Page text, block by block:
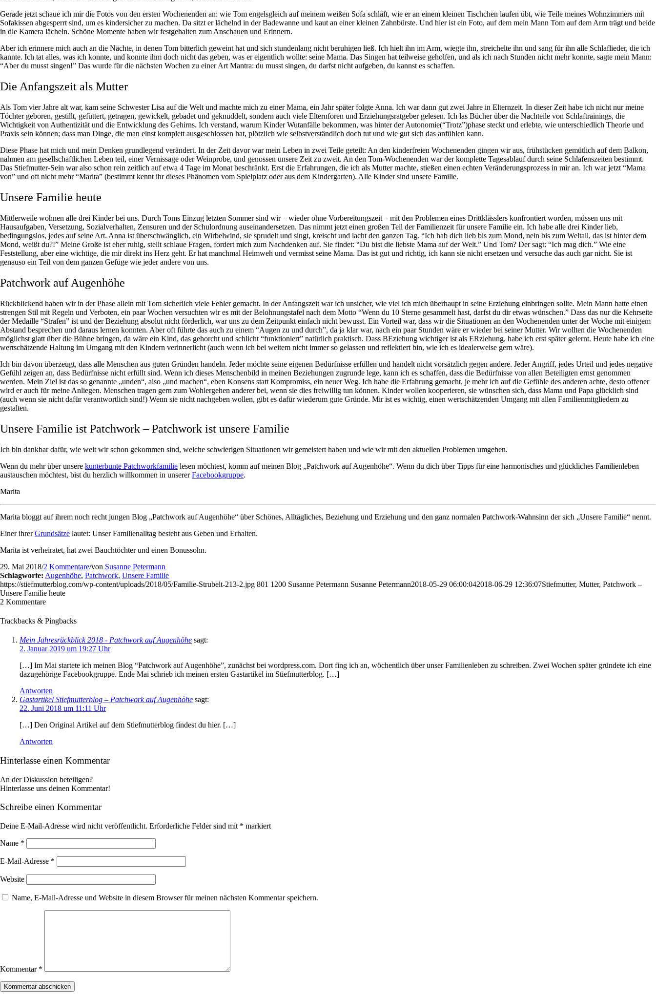
Gerade jetzt schaue ich mir die Fotos von den ersten Wochenenden an: wie Tom engelsgleich auf meinem weißen Sofa schläft, wie er an einem kleinen Tischchen laufen übt, wie Teile meines Wohnzimmers mit
Sofakissen abgesperrt sind, um es kindersicher zu machen. Da sitzt er lächelnd in der Badewanne und kaut an einer kleinen Zahnbürste. Und hier ist ein Foto, auf dem mein Mann Tom auf dem Arm trägt und beide
in die Kamera lächeln. Schöne Momente haben wir festgehalten zum Anschauen und Erinnern.
Aber ich erinnere mich auch an die Nächte, in denen Tom bitterlich geweint hat und sich stundenlang nicht beruhigen ließ. Ich hielt ihn im Arm, wiegte ihn, streichelte ihn und sang für ihn alle Schlaflieder, die ich
kannte. Ich tat alles, was ich konnte, und konnte ihm doch nicht das geben, was er eigentlich wollte: seine Mama. Das Singen hat teilweise geholfen, und als ich nach Stunden nicht mehr konnte, sagte mein Mann:
“Aber du musst singen!” Das wurde für die nächsten Wochen zu einer Art Mantra: du musst singen, du darfst nicht aufgeben, du kannst es schaffen.
Die Anfangszeit als Mutter
Als Tom vier Jahre alt war, kam seine Schwester Lisa auf die Welt und machte mich zu einer Mama, ein Jahr später folgte Anna. Ich war dann gut zwei Jahre in Elternzeit. In dieser Zeit habe ich nicht nur meine
Töchter geboren, gestillt, gefüttert, getragen, gewickelt, gebadet und geknuddelt, sondern auch viele Elternforen und Erziehungsratgeber gelesen. Ich las Bücher über die Nachteile von Schlaftrainings, die
Wichtigkeit von Authentizität und die Entwicklung des Gehirns. Ich verstand, warum Kinder Wutanfälle bekommen, was hinter der Autonomie(“Trotz”)phase steckt und erlebte, wie unterschiedlich Theorie und
Praxis sein können; dass man Dinge, die man einst komplett ausgeschlossen hat, plötzlich wie selbstverständlich doch tut und wie gut sich das anfühlen kann.
Diese Phase hat mich und mein Denken grundlegend verändert. In der Zeit davor war mein Leben in zwei Teile geteilt: An den kinderfreien Wochenenden gingen wir aus, frühstücken gemütlich auf dem Balkon,
nahmen am gesellschaftlichen Leben teil, einer Vernissage oder Weinprobe, und genossen unsere Zeit zu zweit. An den Tom-Wochenenden war der komplette Tagesablauf durch seine Schlafenszeiten bestimmt.
Das Stiefmutter-Sein war also schon rein zeitlich auf etwa 4 Tage im Monat beschränkt. Erst die Erfahrungen, die ich als Mutter machte, stießen einen echten Veränderungsprozess in mir an. Ich war jetzt “Mama
von” und oft nicht mehr “Marita” (bestimmt kennt ihr dieses Phänomen vom Spielplatz oder aus dem Kindergarten). Alle Kinder sind unsere Familie.
Unsere Familie heute
Mittlerweile wohnen alle drei Kinder bei uns. Durch Toms Einzug letzten Sommer sind wir – wieder ohne Vorbereitungszeit – mit den Problemen eines Drittklässlers konfrontiert worden, müssen uns mit
Hausaufgaben, Versetzung, Sozialverhalten, Zensuren und der Schulordnung auseinandersetzen. Das nimmt jetzt einen großen Teil der Familienzeit für unsere Familie ein. Ich habe alle drei Kinder lieb,
bedingungslos, jedes auf seine Art. Anna ist überschwänglich, ein Wirbelwind, sie sprudelt und singt, kreischt und lacht den ganzen Tag. “Ich hab dich lieb bis zum Mond, nein bis zum Weltall, das ist hinter dem
Mond, weißt du?!” Meine Große ist eher ruhig, stellt schlaue Fragen, fordert mich zum Nachdenken auf. Sie findet: “Du bist die liebste Mama auf der Welt.” Und Tom? Der sagt: “Ich mag dich.” Wie eine
Feststellung, aber eine wichtige, die mir direkt ins Herz geht. Er hat manchmal Heimweh und vermisst seine Mama. Das ist gut und richtig, ich kann sie nicht ersetzen und versuche das auch gar nicht. Sie ist
genauso ein Teil von dem ganzen Gefüge wie jeder andere von uns.
Patchwork auf Augenhöhe
Rückblickend haben wir in der Phase allein mit Tom sicherlich viele Fehler gemacht. In der Anfangszeit war ich unsicher, wie viel ich mich überhaupt in seine Erziehung einbringen sollte. Mein Mann hatte einen
strengen Stil mit Regeln und Verboten, ein paar Wochen versuchten wir es mit der Belohnungstafel nach dem Motto “Wenn du 10 Sterne gesammelt hast, darfst du dir etwas wünschen.” Dass das nur die Kehrseite
der Medaille “Strafen” ist und der Beziehung absolut nicht förderlich, war uns zu dem Zeitpunkt einfach nicht bewusst. Ein Vorteil war, dass wir die Situationen an den Wochenenden unter der Woche mit einigem
Abstand besprechen und daraus lernen konnten. Aber oft führte das auch zu einem “Augen zu und durch”, da ja klar war, nach ein paar Stunden wäre er wieder bei seiner Mutter. Wir wollten die Wochenenden
möglichst glatt über die Bühne bringen, da wäre ein Kind, das gehorcht und schlicht “funktioniert” natürlich praktisch. Dass BEziehung wichtiger ist als ERziehung, habe ich erst später gelernt. Heute habe ich eine
wertschätzende Haltung im Umgang mit den Kindern verinnerlicht (auch wenn ich bei weitem nicht immer so gelassen und reflektiert bin, wie ich es idealerweise gern wäre).
Ich bin davon überzeugt, dass alle Menschen aus guten Gründen handeln. Jeder möchte seine eigenen Bedürfnisse erfüllen und handelt nicht vorsätzlich gegen andere. Jeder Angriff, jedes Urteil und jedes negative
Gefühl zeigen an, dass Bedürfnisse nicht erfüllt sind. Wenn ich dieses Menschenbild in meinen Beziehungen zugrunde lege, kann ich es schaffen, dass die Bedürfnisse von allen Beteiligten ernst genommen
werden. Mein Ziel ist das so genannte „unden“, also „und machen“, eben Konsens statt Kompromiss, ein neuer Weg. Ich habe die Erfahrung gemacht, je mehr ich auf die Gefühle des anderen achte, desto offener
wird er auch für meine Anliegen. Menschen tragen gern zum Wohlergehen anderer bei, wenn sie dies freiwillig tun können. Kinder wollen kooperieren, sie wünschen sich, dass Mama und Papa glücklich sind
(auch wenn sie nicht dafür verantwortlich sind!) Wenn sie nicht nachgeben wollen, gibt es dafür wiederum gute Gründe. Mir ist es wichtig, einen wertschätzenden Umgang mit allen Familienmitgliedern zu
gestalten.
Unsere Familie ist Patchwork – Patchwork ist unsere Familie
Ich bin dankbar dafür, wie weit wir schon gekommen sind, welche schwierigen Situationen wir gemeistert haben und wie wir mit den aktuellen Problemen umgehen.
Wenn du mehr über unsere kunterbunte Patchworkfamilie lesen möchtest, komm auf meinen Blog „Patchwork auf Augenhöhe“. Wenn du dich über Tipps für eine harmonisches und glückliches Familienleben
austauschen möchtest, bist du herzlich willkommen in unsererFacebookgruppe.
Marita
Marita bloggt auf ihrem noch recht jungen Blog „Patchwork auf Augenhöhe“ über Schönes, Alltägliches, Beziehung und Erziehung und den ganz normalen Patchwork-Wahnsinn der sich „Unsere Familie“ nennt.
Einer ihrerGrundsätze lautet: Unser Familienalltag besteht aus Geben und Erhalten.
Marita ist verheiratet, hat zwei Bauchtöchter und einen Bonussohn.
29. Mai 2018/2 Kommentare/von Susanne Petermann
Schlagworte: Augenhöhe, Patchwork, Unsere Familie
https://stiefmutterblog.com/wp-content/uploads/2018/05/Familie-Strubelt-213-2.jpg 801 1200 Susanne Petermann Susanne Petermann2018-05-29 06:00:042018-06-29 12:36:07Stiefmutter, Mutter, Patchwork –
Unsere Familie heute
2 Kommentare
Trackbacks & Pingbacks
Mein Jahresrückblick 2018 - Patchwork auf Augenhöhe sagt:
2. Januar 2019 um 19:27 Uhr
[…] Im Mai startete ich meinen Blog “Patchwork auf Augenhöhe”, zunächst bei wordpress.com. Dort fing ich an, wöchentlich über unser Familienleben zu schreiben. Zwei Wochen später gründete ich eine
dazugehörige Facebookgruppe. Ende Mai schrieb ich meinen ersten Gastartikel im Stiefmutterblog. […]
Antworten
Gastartikel Stiefmutterblog – Patchwork auf Augenhöhe sagt:
22. Juni 2018 um 11:11 Uhr
[…] Den Original Artikel auf dem Stiefmutterblog findest du hier. […]
Antworten
Hinterlasse einen Kommentar
An der Diskussion beteiligen?
Hinterlasse uns deinen Kommentar!
Schreibe einen Kommentar
Deine E-Mail-Adresse wird nicht veröffentlicht. Erforderliche Felder sind mit * markiert
Name *
E-Mail-Adresse *
Website
Name, E-Mail-Adresse und Website in diesem Browser für meinen nächsten Kommentar speichern.
Kommentar *